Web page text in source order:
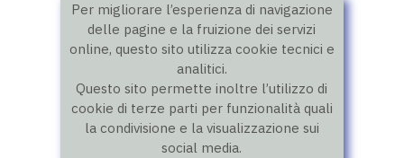
Per migliorare l’esperienza di navigazione
delle pagine e la fruizione dei servizi
online, questo sito utilizza cookie tecnici e
analitici.
Questo sito permette inoltre l’utilizzo di
cookie di terze parti per funzionalità quali
la condivisione e la visualizzazione sui
social media.